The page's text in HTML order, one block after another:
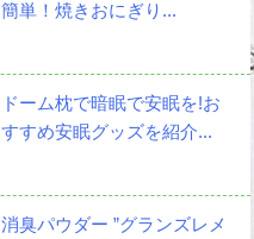
簡単！焼きおにぎり...
ドーム枕で暗眠で安眠を!お
すすめ安眠グッズを紹介...
消臭パウダー ”グランズレメ